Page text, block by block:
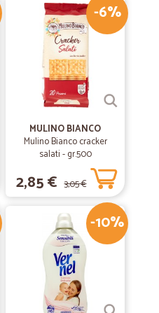
-6%
MULINO BIANCO
Mulino Bianco cracker
salati - gr.500
2,85 € 3,05 €
-10%